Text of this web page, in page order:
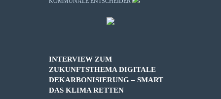
INTERVIEW ZUM
ZUKUNFTSTHEMA DIGITALE
DEKARBONISIERUNG – SMART
DAS KLIMA RETTEN